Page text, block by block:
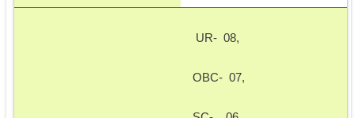
UR-  08,
OBC-  07,